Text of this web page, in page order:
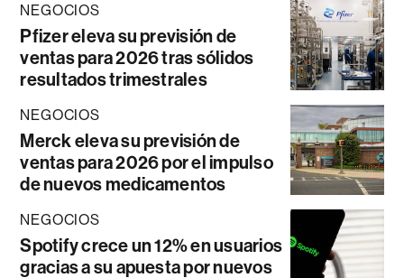
NEGOCIOS
Pfizer eleva su previsión de
ventas para 2026 tras sólidos
resultados trimestrales
NEGOCIOS
Merck eleva su previsión de
ventas para 2026 por el impulso
de nuevos medicamentos
NEGOCIOS
Spotify crece un 12% en usuarios
gracias a su apuesta por nuevos